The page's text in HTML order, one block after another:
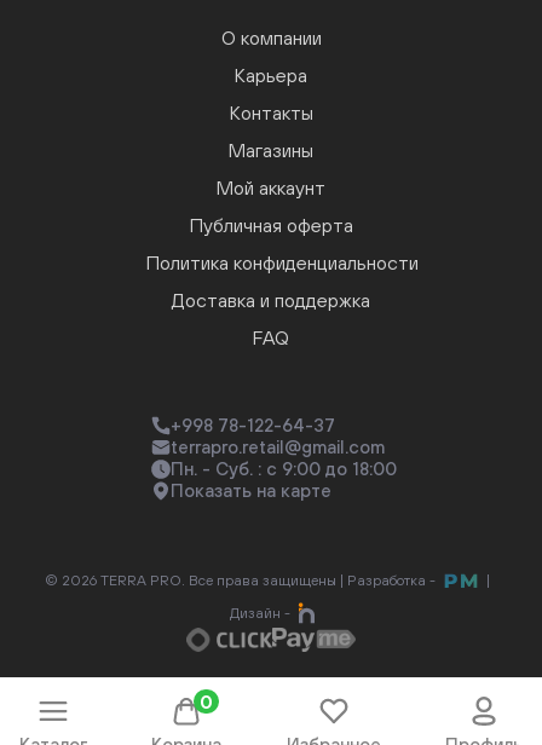
0
О компании
Карьера
Контакты
Магазины
Мой аккаунт
Публичная оферта
Политика конфиденциальности
Доставка и поддержка
FAQ
+998 78-122-64-37
terrapro.retail@gmail.com
Пн. - Суб. : с 9:00 до 18:00
Показать на карте
© 2026 TERRA PRO. Все права защищены | Разработка -
Дизайн -